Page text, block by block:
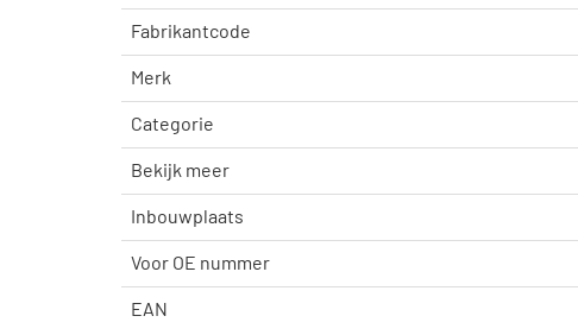
Fabrikantcode
Merk
Categorie
Bekijk meer
Inbouwplaats
Voor OE nummer
EAN